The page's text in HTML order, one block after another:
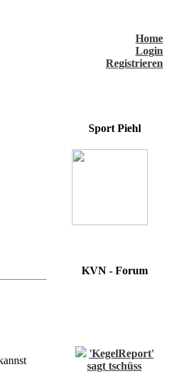
Home
Login
Registrieren
Sport Piehl
KVN - Forum
sagt tschüss
(Last: 21.08. -